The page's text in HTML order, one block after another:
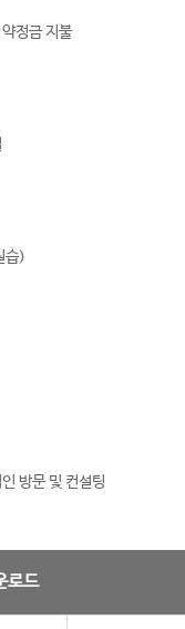
정금 지불
습)
방문 및 컨설팅
로드